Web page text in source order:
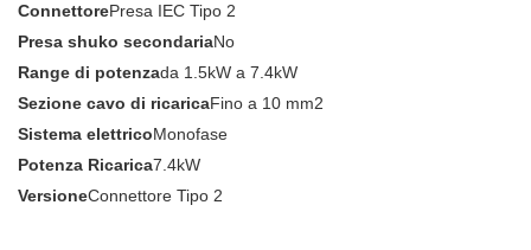
ConnettorePresa IEC Tipo 2
Presa shuko secondariaNo
Range di potenzada 1.5kW a 7.4kW
Sezione cavo di ricaricaFino a 10 mm2
Sistema elettricoMonofase
Potenza Ricarica7.4kW
VersioneConnettore Tipo 2